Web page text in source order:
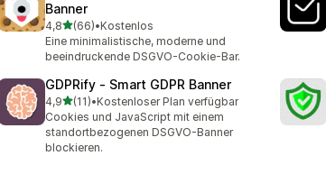
Banner
4,8von 5 Sternen
(66)
66 Rezensionen insgesamt
•Kostenlos
Eine minimalistische, moderne und
beeindruckende DSGVO-Cookie-Bar.
GDPRify ‑ Smart GDPR Banner
4,9von 5 Sternen
(11)
11 Rezensionen insgesamt
•Kostenloser Plan verfügbar
Cookies und JavaScript mit einem
standortbezogenen DSGVO-Banner
blockieren.